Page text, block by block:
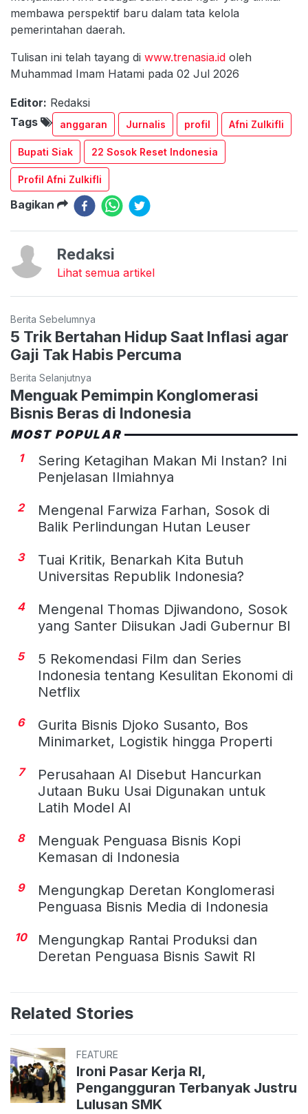
membawa perspektif baru dalam tata kelola
pemerintahan daerah.
Tulisan ini telah tayang di www.trenasia.id oleh
Muhammad Imam Hatami pada 02 Jul 2026
Editor: Redaksi
Tags
anggaran Jurnalis profil Afni Zulkifli
Bupati Siak 22 Sosok Reset Indonesia
Profil Afni Zulkifli
Bagikan
Redaksi
Lihat semua artikel
Berita Sebelumnya
5 Trik Bertahan Hidup Saat Inflasi agar
Gaji Tak Habis Percuma
Berita Selanjutnya
Menguak Pemimpin Konglomerasi
Bisnis Beras di Indonesia
MOST POPULAR
1
Sering Ketagihan Makan Mi Instan? Ini
Penjelasan Ilmiahnya
2
Mengenal Farwiza Farhan, Sosok di
Balik Perlindungan Hutan Leuser
3
Tuai Kritik, Benarkah Kita Butuh
Universitas Republik Indonesia?
4
Mengenal Thomas Djiwandono, Sosok
yang Santer Diisukan Jadi Gubernur BI
5
5 Rekomendasi Film dan Series
Indonesia tentang Kesulitan Ekonomi di
Netflix
6
Gurita Bisnis Djoko Susanto, Bos
Minimarket, Logistik hingga Properti
7
Perusahaan AI Disebut Hancurkan
Jutaan Buku Usai Digunakan untuk
Latih Model AI
8
Menguak Penguasa Bisnis Kopi
Kemasan di Indonesia
9
Mengungkap Deretan Konglomerasi
Penguasa Bisnis Media di Indonesia
10
Mengungkap Rantai Produksi dan
Deretan Penguasa Bisnis Sawit RI
Related Stories
FEATURE
Ironi Pasar Kerja RI,
Pengangguran Terbanyak Justru
Lulusan SMK